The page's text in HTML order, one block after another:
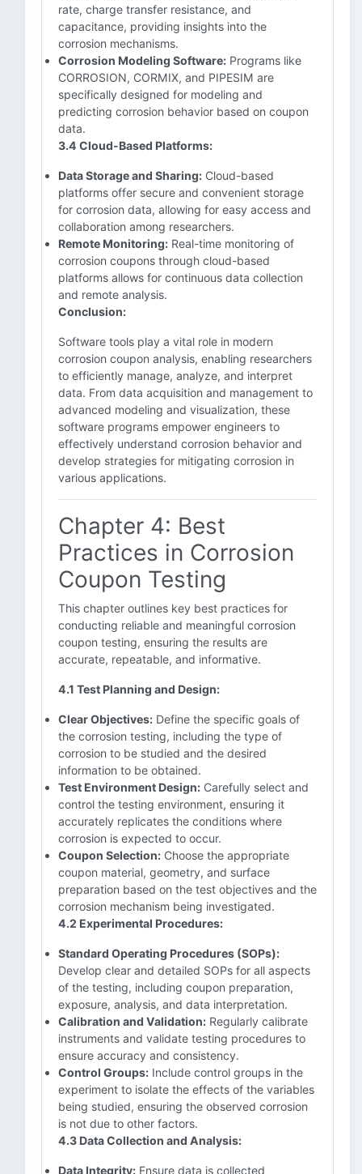
rate, charge transfer resistance, and
capacitance, providing insights into the
corrosion mechanisms.
Corrosion Modeling Software: Programs like
CORROSION, CORMIX, and PIPESIM are
specifically designed for modeling and
predicting corrosion behavior based on coupon
data.
3.4 Cloud-Based Platforms:
Data Storage and Sharing: Cloud-based
platforms offer secure and convenient storage
for corrosion data, allowing for easy access and
collaboration among researchers.
Remote Monitoring: Real-time monitoring of
corrosion coupons through cloud-based
platforms allows for continuous data collection
and remote analysis.
Conclusion:
Software tools play a vital role in modern
corrosion coupon analysis, enabling researchers
to efficiently manage, analyze, and interpret
data. From data acquisition and management to
advanced modeling and visualization, these
software programs empower engineers to
effectively understand corrosion behavior and
develop strategies for mitigating corrosion in
various applications.
Chapter 4: Best
Practices in Corrosion
Coupon Testing
This chapter outlines key best practices for
conducting reliable and meaningful corrosion
coupon testing, ensuring the results are
accurate, repeatable, and informative.
4.1 Test Planning and Design:
Clear Objectives: Define the specific goals of
the corrosion testing, including the type of
corrosion to be studied and the desired
information to be obtained.
Test Environment Design: Carefully select and
control the testing environment, ensuring it
accurately replicates the conditions where
corrosion is expected to occur.
Coupon Selection: Choose the appropriate
coupon material, geometry, and surface
preparation based on the test objectives and the
corrosion mechanism being investigated.
4.2 Experimental Procedures:
Standard Operating Procedures (SOPs):
Develop clear and detailed SOPs for all aspects
of the testing, including coupon preparation,
exposure, analysis, and data interpretation.
Calibration and Validation: Regularly calibrate
instruments and validate testing procedures to
ensure accuracy and consistency.
Control Groups: Include control groups in the
experiment to isolate the effects of the variables
being studied, ensuring the observed corrosion
is not due to other factors.
4.3 Data Collection and Analysis:
Data Integrity: Ensure data is collected